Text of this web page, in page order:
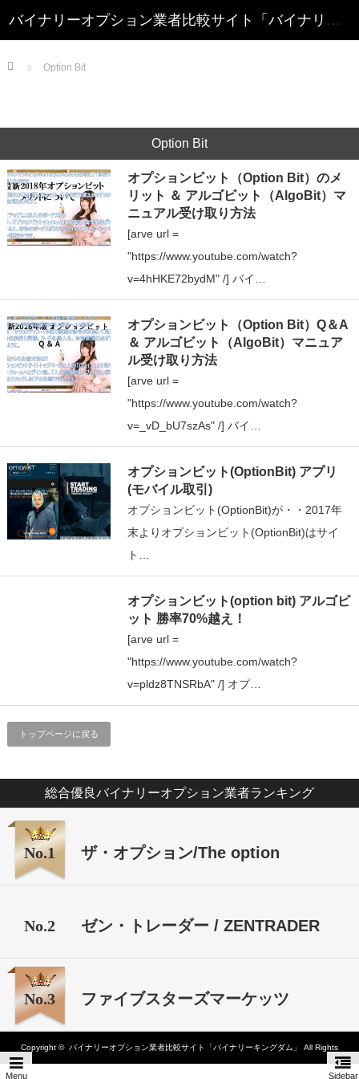
Menu Sidebar
Home Option Bit
Option Bit
オプションビット（Option Bit）のメ
リット ＆ アルゴビット（AlgoBit）マ
ニュアル受け取り方法
[arve url =
"https://www.youtube.com/watch?
v=4hHKE72bydM" /] バイ…
オプションビット（Option Bit）Q＆A
＆ アルゴビット（AlgoBit）マニュア
ル受け取り方法
[arve url =
"https://www.youtube.com/watch?
v=_vD_bU7szAs" /] バイ…
オプションビット(OptionBit) アプリ
(モバイル取引)
オプションビット(OptionBit)が・・2017年
末よりオプションビット(OptionBit)はサイ
ト…
オプションビット(option bit) アルゴビ
ット 勝率70%越え！
[arve url =
"https://www.youtube.com/watch?
v=pldz8TNSRbA" /] オプ…
トップページに戻る
総合優良バイナリーオプション業者ランキング
No.1 ザ・オプション/The option
No.2 ゼン・トレーダー / ZENTRADER
No.3 ファイブスターズマーケッツ
Copyright © バイナリーオプション業者比較サイト「バイナリーキングダム」 All Rights